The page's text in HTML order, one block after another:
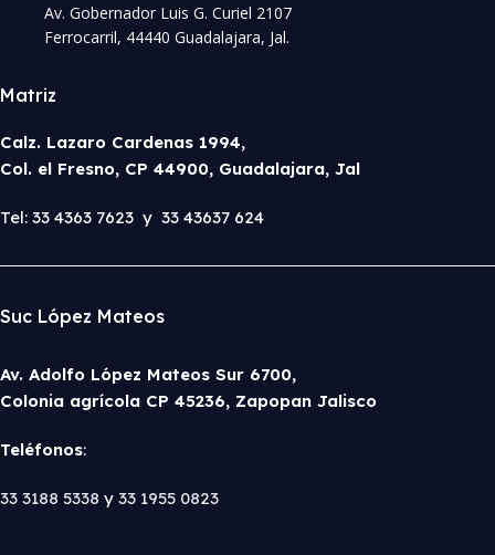
Av. Gobernador Luis G. Curiel 2107
Ferrocarril, 44440 Guadalajara, Jal.
Matriz
Calz. Lazaro Cardenas 1994,
Col. el Fresno, CP 44900, Guadalajara, Jal
Tel: 33 4363 7623 y 33 43637 624
Suc López Mateos
Av. Adolfo López Mateos Sur 6700,
Colonia agrícola CP 45236, Zapopan Jalisco
Teléfonos:
33 3188 5338 y 33 1955 0823